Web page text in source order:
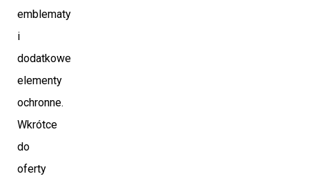
emblematy
i
dodatkowe
elementy
ochronne.
Wkrótce
do
oferty